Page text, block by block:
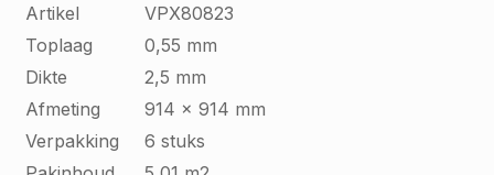
Artikel
VPX80823
Toplaag
0,55 mm
Dikte
2,5 mm
Afmeting
914 x 914 mm
Verpakking
6 stuks